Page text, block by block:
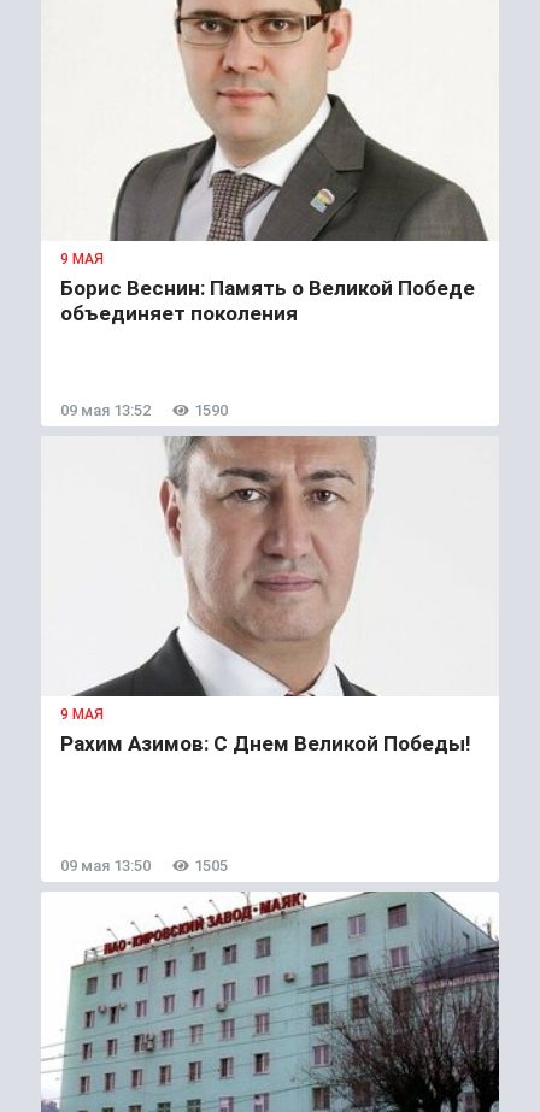
9 МАЯ
Борис Веснин: Память о Великой Победе
объединяет поколения
09 мая 13:52 1590
9 МАЯ
Рахим Азимов: С Днем Великой Победы!
09 мая 13:50 1505